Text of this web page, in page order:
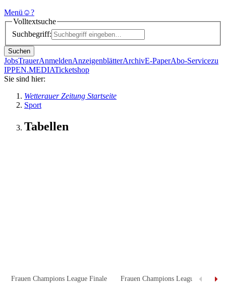
Menü ☺?
Volltextsuche
Suchbegriff:
Suchen
JobsTrauerAnmeldenAnzeigenblätterArchivE-PaperAbo-Servicezu
IPPEN.MEDIATicketshop
Sie sind hier:
Wetterauer Zeitung Startseite
Sport
Tabellen
Frauen Champions League Finale Frauen Champions League